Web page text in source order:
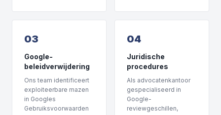
03
Google-
beleidverwijdering
Ons team identificeert
exploiteerbare mazen
in Googles
Gebruiksvoorwaarden
04
Juridische
procedures
Als advocatenkantoor
gespecialiseerd in
Google-
reviewgeschillen,